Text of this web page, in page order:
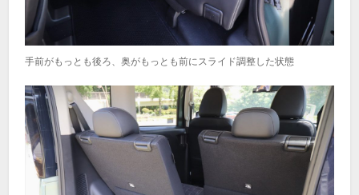
手前がもっとも後ろ、奥がもっとも前にスライド調整した状態